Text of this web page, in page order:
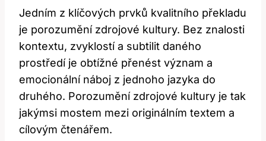
Jedním z klíčových ⁤prvků kvalitního překladu
je porozumění ⁣zdrojové ⁣kultury. Bez znalosti
kontextu, zvyklostí a subtilit daného
prostředí je obtížné přenést​ význam a
emocionální⁤ náboj z jednoho jazyka do‌
druhého. Porozumění zdrojové kultury je tak
jakýmsi‍ mostem mezi originálním textem a
cílovým čtenářem.